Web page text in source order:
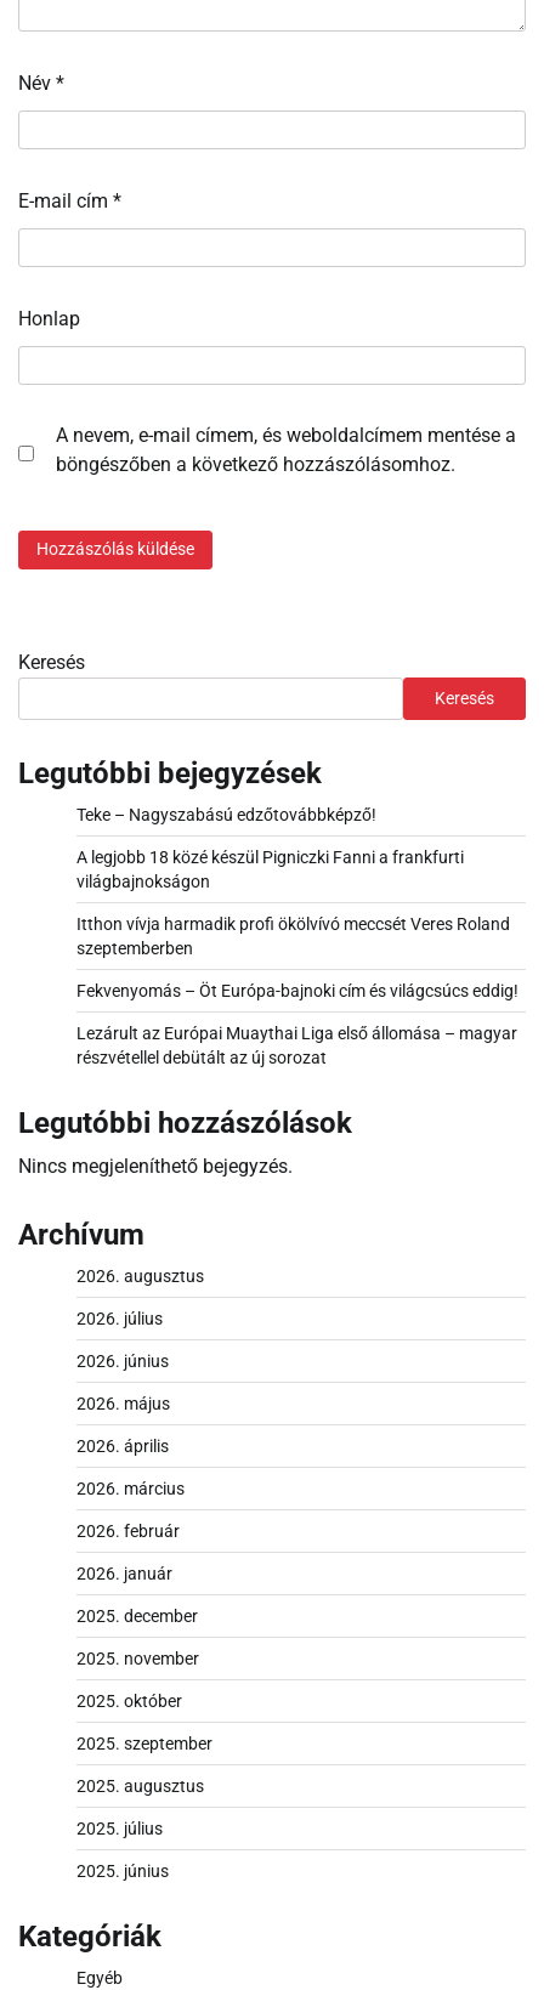
Név *
E-mail cím *
Honlap
A nevem, e-mail címem, és weboldalcímem mentése a
böngészőben a következő hozzászólásomhoz.
Keresés
Keresés
Legutóbbi bejegyzések
Teke – Nagyszabású edzőtovábbképző!
A legjobb 18 közé készül Pigniczki Fanni a frankfurti
világbajnokságon
Itthon vívja harmadik profi ökölvívó meccsét Veres Roland
szeptemberben
Fekvenyomás – Öt Európa-bajnoki cím és világcsúcs eddig!
Lezárult az Európai Muaythai Liga első állomása – magyar
részvétellel debütált az új sorozat
Legutóbbi hozzászólások
Nincs megjeleníthető bejegyzés.
Archívum
2026. augusztus
2026. július
2026. június
2026. május
2026. április
2026. március
2026. február
2026. január
2025. december
2025. november
2025. október
2025. szeptember
2025. augusztus
2025. július
2025. június
Kategóriák
Egyéb